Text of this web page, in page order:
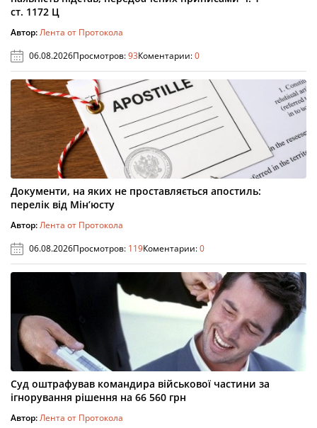
ст. 1172 Ц
Автор:Лента от Протокола
06.08.2026Просмотров:93Коментарии:0
Документи, на яких не проставляється апостиль:
перелік від Мін’юсту
Автор:Лента от Протокола
06.08.2026Просмотров: 119Коментарии:0
Суд оштрафував командира військової частини за
ігнорування рішення на 66 560 грн
Автор:Лента от Протокола